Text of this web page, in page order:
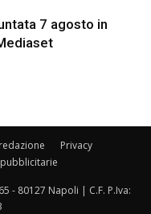
7 agosto in
Privacy
- 80127 Napoli | C.F. P.Iva: